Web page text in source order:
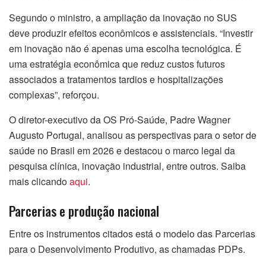
Segundo o ministro, a ampliação da inovação no SUS
deve produzir efeitos econômicos e assistenciais. “Investir
em inovação não é apenas uma escolha tecnológica. É
uma estratégia econômica que reduz custos futuros
associados a tratamentos tardios e hospitalizações
complexas”, reforçou.
O diretor-executivo da OS Pró-Saúde, Padre Wagner
Augusto Portugal, analisou as perspectivas para o setor de
saúde no Brasil em 2026 e destacou o marco legal da
pesquisa clínica, inovação industrial, entre outros. Saiba
mais clicandoaqui.
Parcerias e produção nacional
Entre os instrumentos citados está o modelo das Parcerias
para o Desenvolvimento Produtivo, as chamadas PDPs.